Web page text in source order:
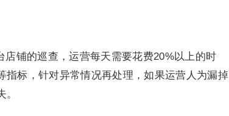
铺的巡查，运营每天需要花费20%以上的时
标，针对异常情况再处理，如果运营人为漏掉